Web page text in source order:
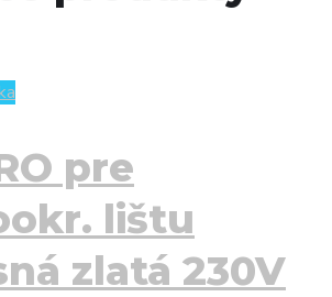
pre
lištu
zlatá 230V